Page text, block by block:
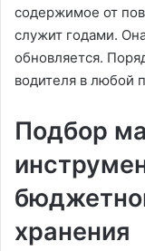
содержимое от
служит годами.
обновляется.
водителя в любой
Подбор
хранения